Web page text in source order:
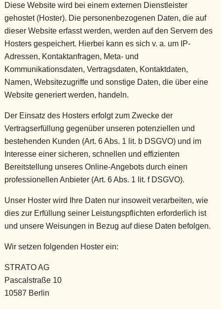
Diese Website wird bei einem externen Dienstleister
gehostet (Hoster). Die personenbezogenen Daten, die auf
dieser Website erfasst werden, werden auf den Servern des
Hosters gespeichert. Hierbei kann es sich v. a. um IP-
Adressen, Kontaktanfragen, Meta- und
Kommunikationsdaten, Vertragsdaten, Kontaktdaten,
Namen, Websitezugriffe und sonstige Daten, die über eine
Website generiert werden, handeln.
Der Einsatz des Hosters erfolgt zum Zwecke der
Vertragserfüllung gegenüber unseren potenziellen und
bestehenden Kunden (Art. 6 Abs. 1 lit. b DSGVO) und im
Interesse einer sicheren, schnellen und effizienten
Bereitstellung unseres Online-Angebots durch einen
professionellen Anbieter (Art. 6 Abs. 1 lit. f DSGVO).
Unser Hoster wird Ihre Daten nur insoweit verarbeiten, wie
dies zur Erfüllung seiner Leistungspflichten erforderlich ist
und unsere Weisungen in Bezug auf diese Daten befolgen.
Wir setzen folgenden Hoster ein:
STRATO AG
Pascalstraße 10
10587 Berlin